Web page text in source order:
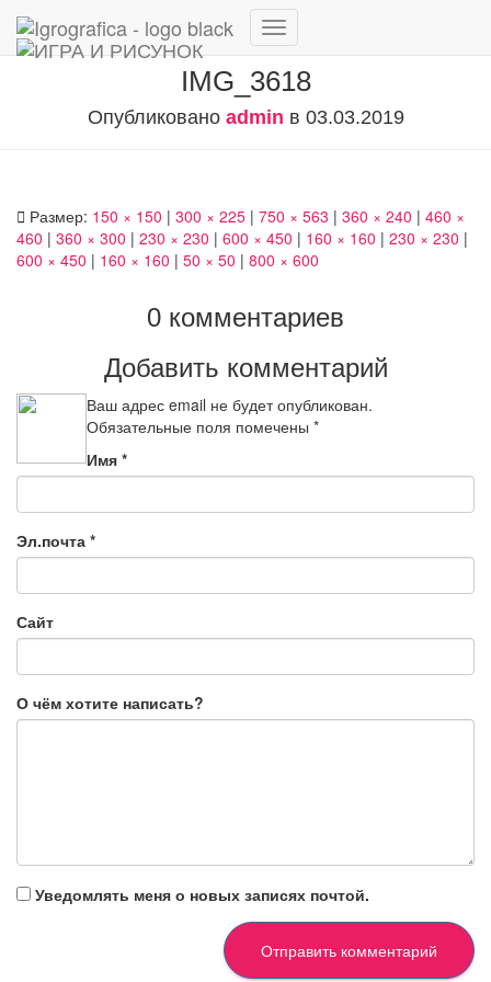
Переключить
навигацию
IMG_3618
Опубликовано admin в 03.03.2019
Размер: 150 × 150 | 300 × 225 | 750 × 563 | 360 × 240 | 460 ×
460 | 360 × 300 | 230 × 230 | 600 × 450 | 160 × 160 | 230 × 230 |
600 × 450 | 160 × 160 | 50 × 50 | 800 × 600
0 комментариев
Добавить комментарий
Ваш адрес email не будет опубликован.
Обязательные поля помечены *
Имя *
Эл.почта *
Сайт
О чём хотите написать?
Уведомлять меня о новых записях почтой.